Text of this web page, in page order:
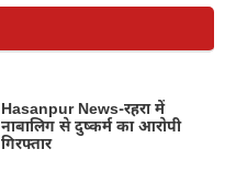
Hasanpur News-रहरा में
नाबालिग से दुष्कर्म का आरोपी
गिरफ्तार